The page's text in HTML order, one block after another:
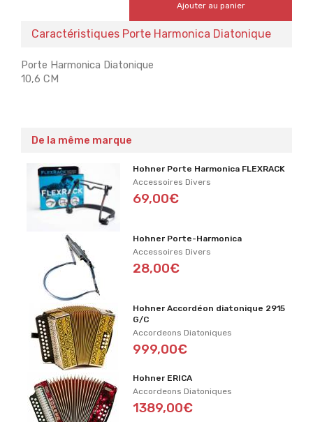
Ajouter au panier
Caractéristiques Porte Harmonica Diatonique
Porte Harmonica Diatonique
10,6 CM
De la même marque
Hohner Porte Harmonica FLEXRACK
Accessoires Divers
69,00€
Hohner Porte-Harmonica
Accessoires Divers
28,00€
Hohner Accordéon diatonique 2915
G/C
Accordeons Diatoniques
999,00€
Hohner ERICA
Accordeons Diatoniques
1389,00€